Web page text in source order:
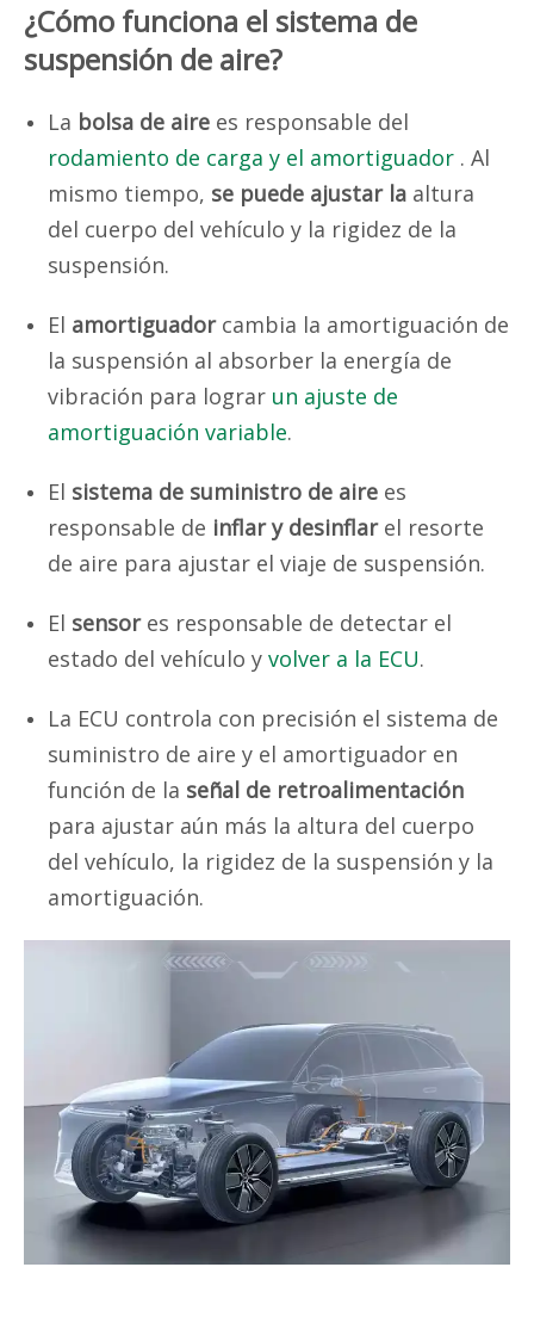
¿Cómo funciona el sistema de
suspensión de aire?
La bolsa de aire es responsable del
rodamiento de carga y el amortiguador . Al
mismo tiempo, se puede ajustar la altura
del cuerpo del vehículo y la rigidez de la
suspensión.
El amortiguador cambia la amortiguación de
la suspensión al absorber la energía de
vibración para lograr un ajuste de
amortiguación variable.
El sistema de suministro de aire es
responsable de inflar y desinflar el resorte
de aire para ajustar el viaje de suspensión.
El sensor es responsable de detectar el
estado del vehículo y volver a la ECU.
La ECU controla con precisión el sistema de
suministro de aire y el amortiguador en
función de la señal de retroalimentación
para ajustar aún más la altura del cuerpo
del vehículo, la rigidez de la suspensión y la
amortiguación.